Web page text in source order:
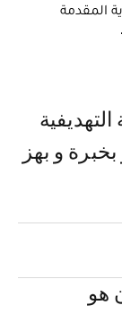
المقدمة
و بهز
هو